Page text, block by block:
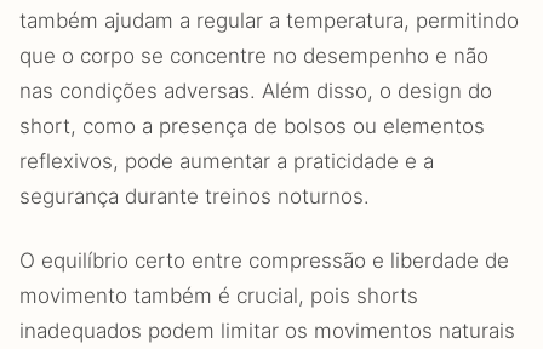
também ajudam a regular a temperatura, permitindo
que o corpo se concentre no desempenho e não
nas condições adversas. Além disso, o design do
short, como a presença de bolsos ou elementos
reflexivos, pode aumentar a praticidade e a
segurança durante treinos noturnos.
O equilíbrio certo entre compressão e liberdade de
movimento também é crucial, pois shorts
inadequados podem limitar os movimentos naturais